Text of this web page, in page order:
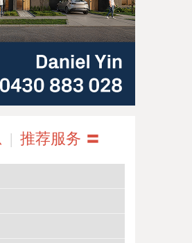
| 推荐服务 〓